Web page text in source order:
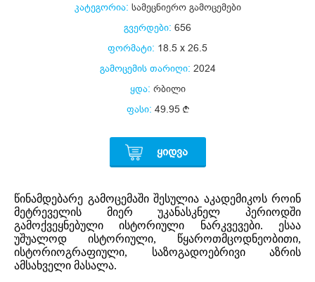
კატეგორია: სამეცნიერო გამოცემები
გვერდები: 656
ფორმატი: 18.5 x 26.5
გამოცემის თარიღი: 2024
ყდა: რბილი
ფასი: 49.95
ᲧᲘᲓᲕᲐ
წინამდებარე გამოცემაში შესულია აკადემიკოს როინ
მეტრეველის მიერ უკანასკნელ პერიოდში
გამოქვეყნებული ისტორიული ნარკვევები. ესაა
უშუალოდ ისტორიული, წყაროთმცოდნეობითი,
ისტორიოგრაფიული, საზოგადოებრივი აზრის
ამსახველი მასალა.